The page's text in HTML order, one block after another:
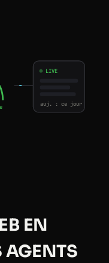
LIVE
auj. : ce jour
EN
AGENTS